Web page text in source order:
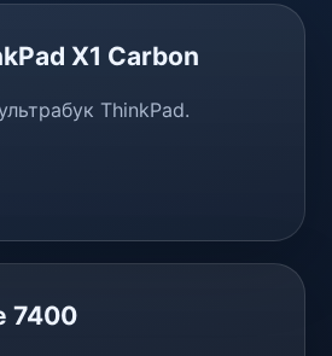
X1 Carbon
ThinkPad.
7400